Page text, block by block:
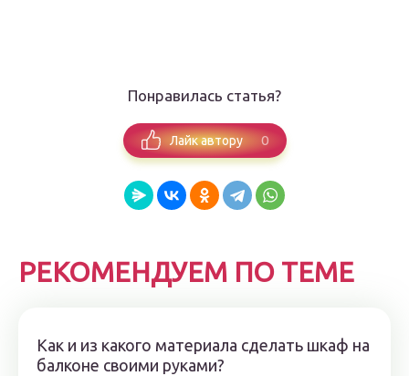
Понравилась статья?
Лайк автору 0
РЕКОМЕНДУЕМ ПО ТЕМЕ
Как и из какого материала сделать шкаф на
балконе своими руками?